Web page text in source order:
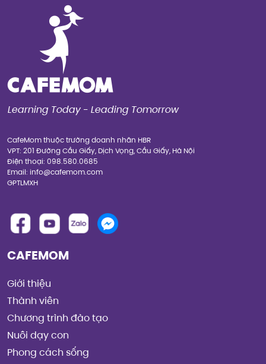
Learning Today - Leading Tomorrow
CafeMom thuộc trường doanh nhân HBR
VPT: 201 Đường Cầu Giấy, Dịch Vọng, Cầu Giấy, Hà Nội
Điện thoại: 098.580.0685
Email: info@cafemom.com
GPTLMXH
CAFEMOM
Giới thiệu
Thành viên
Chương trình đào tạo
Nuôi dạy con
Phong cách sống